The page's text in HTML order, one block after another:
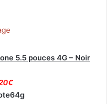
5.5 pouces 4G – Noir